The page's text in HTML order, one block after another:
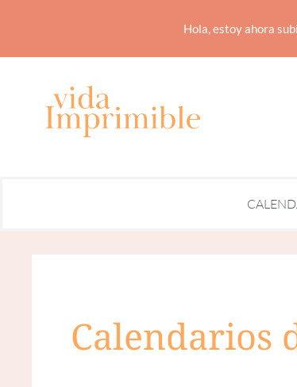
Hola, estoy ahora
Calendarios